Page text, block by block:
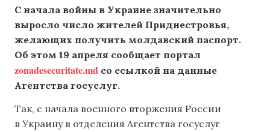
С начала войны в Украине значительно
выросло число жителей Приднестровья,
желающих получить молдавский паспорт.
Об этом 19 апреля сообщает портал
zonadesecuritate.md со ссылкой на данные
Агентства госуслуг.
Так, с начала военного вторжения России
в Украину в отделения Агентства госуслуг